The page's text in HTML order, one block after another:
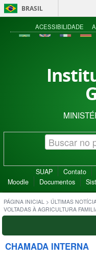
BRASIL
ACESSIBILIDADE
SUAP Contato
Moodle
Documentos
PÁGINA INICIAL > ÚLTIMAS
VOLTADAS À AGRICULTURA
CHAMADA INTERNA